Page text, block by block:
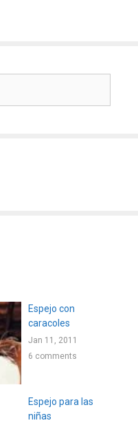
Espejo con
caracoles
Jan 11, 2011
6 comments
Espejo para las
niñas